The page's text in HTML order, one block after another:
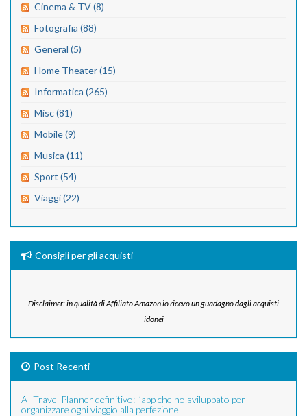
Cinema & TV (8)
Fotografia (88)
General (5)
Home Theater (15)
Informatica (265)
Misc (81)
Mobile (9)
Musica (11)
Sport (54)
Viaggi (22)
Consigli per gli acquisti
Disclaimer: in qualità di Affiliato Amazon io ricevo un guadagno dagli acquisti
idonei
Post Recenti
AI Travel Planner definitivo: l’app che ho sviluppato per
organizzare ogni viaggio alla perfezione